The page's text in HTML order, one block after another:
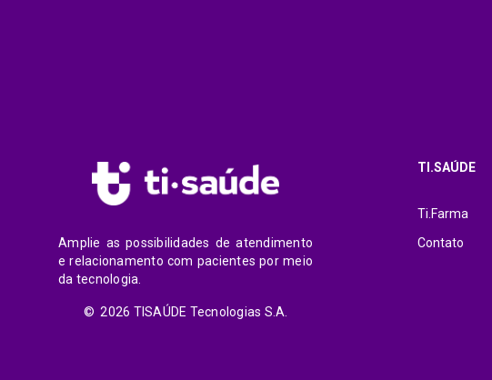
Amplie as possibilidades de atendimento
e relacionamento com pacientes por meio
da tecnologia.
© 2026 TISAÚDE Tecnologias S.A.
TI.SAÚDE
Ti.Farma
Contato